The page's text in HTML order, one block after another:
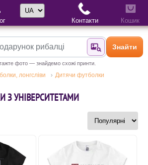
Знайти за
Знайти
фото — знайдемо схожі принти.
лонгсліви
Дитячи футболки
З УНІВЕРСИТЕТАМИ
Вибір мови
Контакти Кошик